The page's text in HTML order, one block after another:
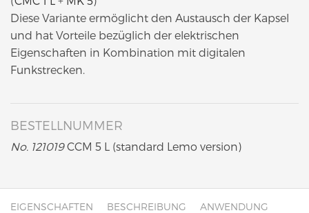
Diese Variante ermöglicht den Austausch der Kapsel
und hat Vorteile bezüglich der elektrischen
Eigenschaften in Kombination mit digitalen
Funkstrecken.
BESTELLNUMMER
No. 121019CCM 5 L (standard Lemo version)
EIGENSCHAFTEN BESCHREIBUNG
ANWENDUNG